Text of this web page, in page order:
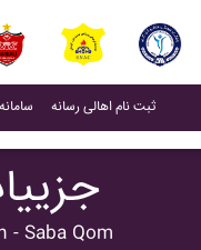
(current)
ثبت نام اهالی رسانه(current)
- Saba Qom